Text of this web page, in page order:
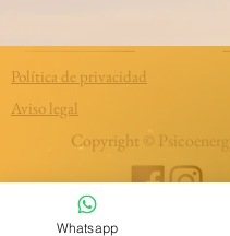
Política de privacidad
Aviso legal
Copyright ©
Whatsapp